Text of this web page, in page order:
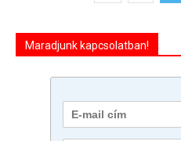
Maradjunk kapcsolatban!